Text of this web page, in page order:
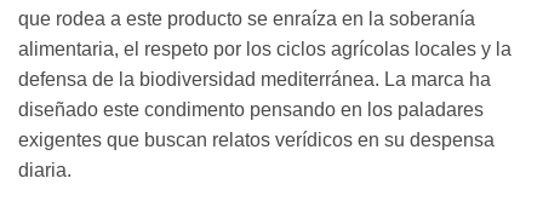
que rodea a este producto se enraíza en la soberanía
alimentaria, el respeto por los ciclos agrícolas locales y la
defensa de la biodiversidad mediterránea. La marca ha
diseñado este condimento pensando en los paladares
exigentes que buscan relatos verídicos en su despensa
diaria.